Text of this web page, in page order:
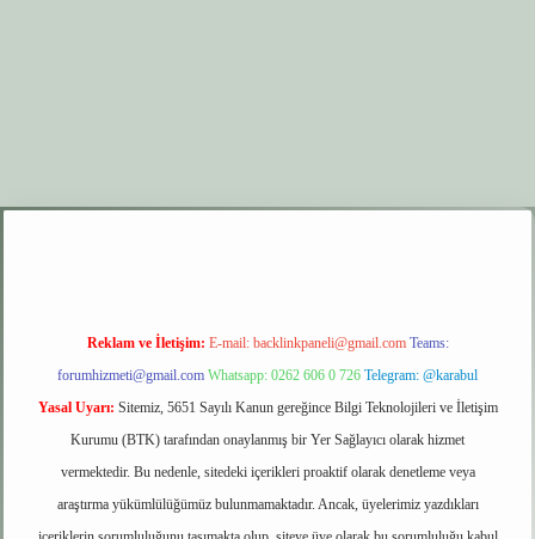
elexbet giriş
Reklam ve İletişim: E-mail: backlinkpaneli@gmail.com Teams:
forumhizmeti@gmail.com Whatsapp: 0262 606 0 726 Telegram: @karabul
Yasal Uyarı: Sitemiz, 5651 Sayılı Kanun gereğince Bilgi Teknolojileri ve İletişim
Kurumu (BTK) tarafından onaylanmış bir Yer Sağlayıcı olarak hizmet
vermektedir. Bu nedenle, sitedeki içerikleri proaktif olarak denetleme veya
araştırma yükümlülüğümüz bulunmamaktadır. Ancak, üyelerimiz yazdıkları